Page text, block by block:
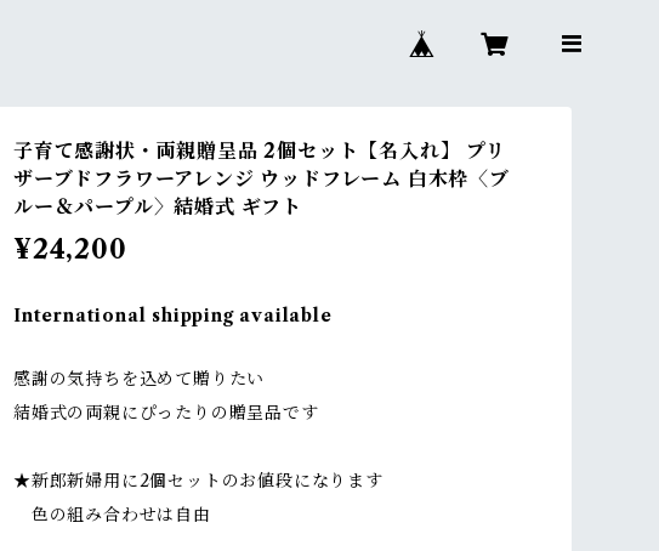
子育て感謝状・両親贈呈品 2個セット【名入れ】 プリ
ザーブドフラワーアレンジ ウッドフレーム 白木枠〈ブ
ルー＆パープル〉結婚式 ギフト
¥24,200
International shipping available
感謝の気持ちを込めて贈りたい
結婚式の両親にぴったりの贈呈品です
★新郎新婦用に2個セットのお値段になります
色の組み合わせは自由